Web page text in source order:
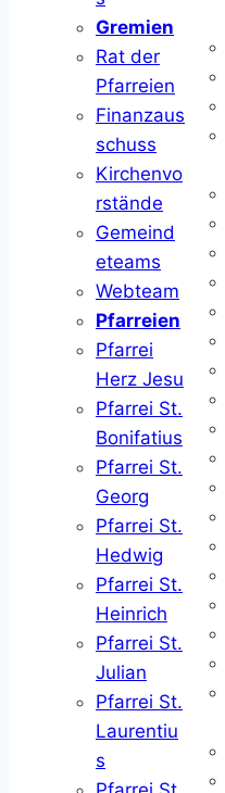
Gremien
Rat der
Pfarreien
Finanzaus
schuss
Kirchenvo
rstände
Gemeind
eteams
Webteam
Pfarreien
Pfarrei
Herz Jesu
Pfarrei St.
Bonifatius
Pfarrei St.
Georg
Pfarrei St.
Hedwig
Pfarrei St.
Heinrich
Pfarrei St.
Julian
Pfarrei St.
Laurentiu
s